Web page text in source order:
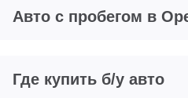
Авто с пробегом в
Где купить б/у авто